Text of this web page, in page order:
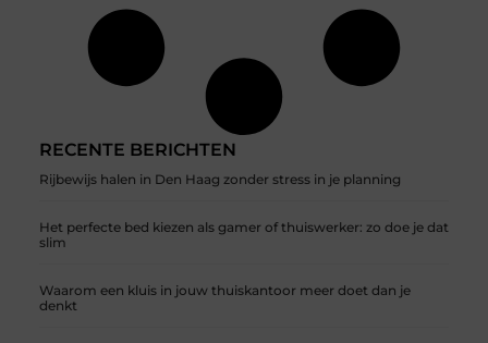
RECENTE BERICHTEN
Rijbewijs halen in Den Haag zonder stress in je planning
Het perfecte bed kiezen als gamer of thuiswerker: zo doe je dat
slim
Waarom een kluis in jouw thuiskantoor meer doet dan je
denkt